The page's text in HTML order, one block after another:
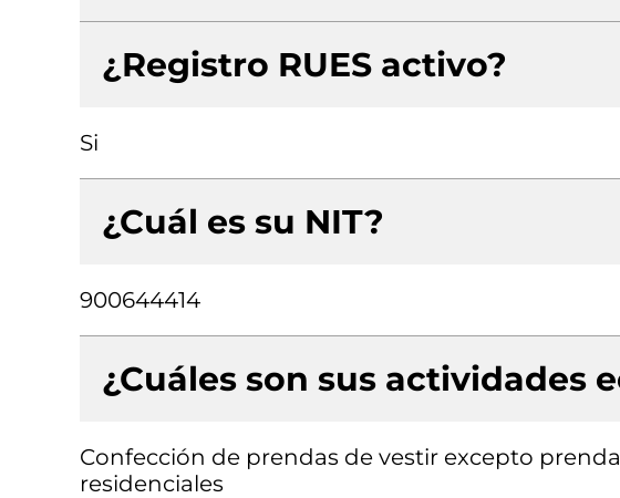
¿Registro RUES activo?
Si
¿Cuál es su NIT?
900644414
¿Cuáles son sus actividades
Confección de prendas de vestir excepto
residenciales